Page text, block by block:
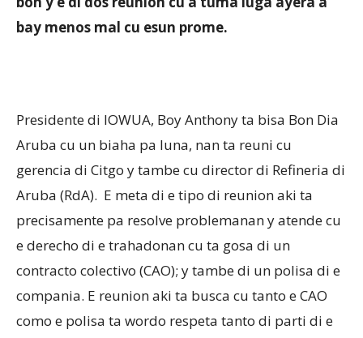
bay menos mal cu esun prome.
Presidente di IOWUA, Boy Anthony ta bisa Bon Dia
Aruba cu un biaha pa luna, nan ta reuni cu
gerencia di Citgo y tambe cu director di Refineria di
Aruba (RdA). E meta di e tipo di reunion aki ta
precisamente pa resolve problemanan y atende cu
e derecho di e trahadonan cu ta gosa di un
contracto colectivo (CAO); y tambe di un polisa di e
compania. E reunion aki ta busca cu tanto e CAO
como e polisa ta wordo respeta tanto di parti di e